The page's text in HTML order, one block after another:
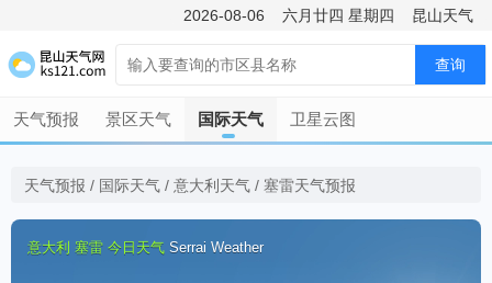
2026-08-06 六月廿四 星期四 昆山天气
查询
天气预报 景区天气 国际天气 卫星云图
天气预报 / 国际天气 / 意大利天气 / 塞雷天气预报
意大利 塞雷 今日天气 Serrai Weather